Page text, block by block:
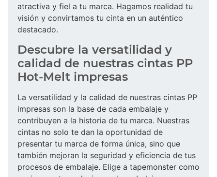
atractiva y fiel a tu marca. Hagamos realidad tu
visión y convirtamos tu cinta en un auténtico
destacado.
Descubre la versatilidad y
calidad de nuestras cintas PP
Hot-Melt impresas
La versatilidad y la calidad de nuestras cintas PP
impresas son la base de cada embalaje y
contribuyen a la historia de tu marca. Nuestras
cintas no solo te dan la oportunidad de
presentar tu marca de forma única, sino que
también mejoran la seguridad y eficiencia de tus
procesos de embalaje. Elige a tapemonster como